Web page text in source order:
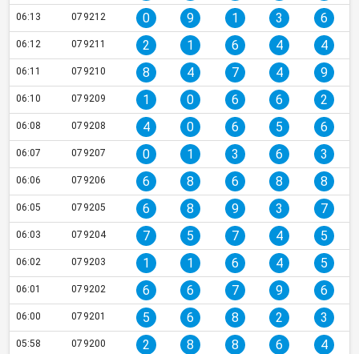
06:13 079212 0 9 1 3 6
06:12 079211 2 1 6 4 4
06:11 079210 8 4 7 4 9
06:10 079209 1 0 6 6 2
06:08 079208 4 0 6 5 6
06:07 079207 0 1 3 6 3
06:06 079206 6 8 6 8 8
06:05 079205 6 8 9 3 7
06:03 079204 7 5 7 4 5
06:02 079203 1 1 6 4 5
06:01 079202 6 6 7 9 6
06:00 079201 5 6 8 2 3
05:58 079200 2 8 8 6 4